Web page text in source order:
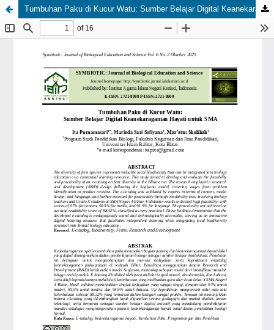
Tumbuhan Paku di Kucur Watu: Sumber Belajar Digital Keanekaragaman Hayati untuk SMA